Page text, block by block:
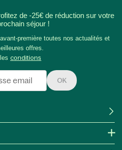
de -25€ de réduction sur votre
séjour !
première toutes nos actualités et
offres.
conditions
OK